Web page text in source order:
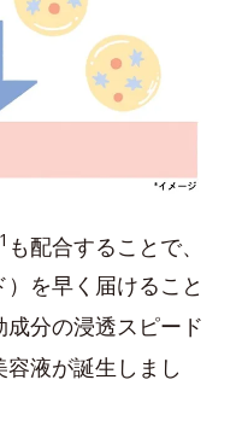
1 も配合することで、
）を早く届けること
分の浸透スピード
容液が誕生しまし